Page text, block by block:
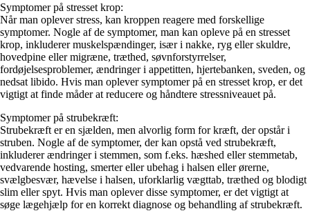
Symptomer på stresset krop:
Når man oplever stress, kan kroppen reagere med forskellige
symptomer. Nogle af de symptomer, man kan opleve på en stresset
krop, inkluderer muskelspændinger, især i nakke, ryg eller skuldre,
hovedpine eller migræne, træthed, søvnforstyrrelser,
fordøjelsesproblemer, ændringer i appetitten, hjertebanken, sveden, og
nedsat libido. Hvis man oplever symptomer på en stresset krop, er det
vigtigt at finde måder at reducere og håndtere stressniveauet på.
Symptomer på strubekræft:
Strubekræft er en sjælden, men alvorlig form for kræft, der opstår i
struben. Nogle af de symptomer, der kan opstå ved strubekræft,
inkluderer ændringer i stemmen, som f.eks. hæshed eller stemmetab,
vedvarende hosting, smerter eller ubehag i halsen eller ørerne,
svælgbesvær, hævelse i halsen, uforklarlig vægttab, træthed og blodigt
slim eller spyt. Hvis man oplever disse symptomer, er det vigtigt at
søge lægehjælp for en korrekt diagnose og behandling af strubekræft.